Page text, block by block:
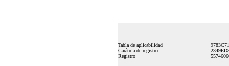
Tabla de aplicabilidad
Carátula de registro
Registro